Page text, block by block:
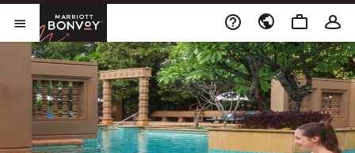
Skip to Content
メニューを開く
Marriott Bonvoy